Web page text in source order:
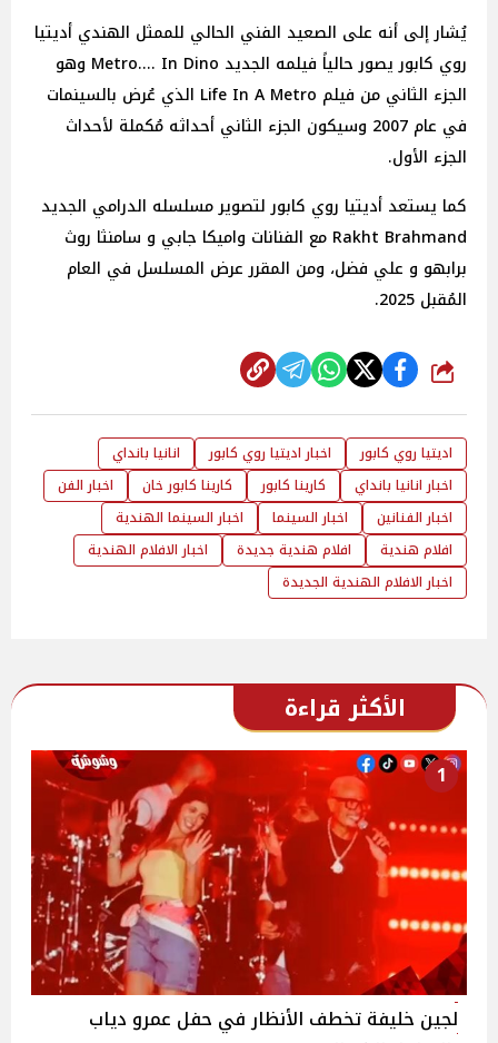
يُشار إلى أنه على الصعيد الفني الحالي للممثل الهندي أديتيا
روي كابور يصور حالياً فيلمه الجديد Metro.... In Dino وهو
الجزء الثاني من فيلم Life In A Metro الذي عُرض بالسينمات
في عام 2007 وسيكون الجزء الثاني أحداثه مُكملة لأحداث
الجزء الأول.
كما يستعد أديتيا روي كابور لتصوير مسلسله الدرامي الجديد
Rakht Brahmand مع الفنانات واميكا جابي و سامنثا روث
برابهو و علي فضل، ومن المقرر عرض المسلسل في العام
المُقبل 2025.
شارك
اديتيا روي كابور اخبار اديتيا روي كابور
انانيا بانداي
اخبار انانيا بانداي
كارينا كابور كارينا كابور خان
اخبار الفن
اخبار الفنانين
اخبار السينما
اخبار السينما الهندية
افلام هندية
افلام هندية جديدة
اخبار الافلام الهندية
اخبار الافلام الهندية الجديدة
الأكثر قراءة
1
لجين خليفة تخطف الأنظار في حفل عمرو دياب